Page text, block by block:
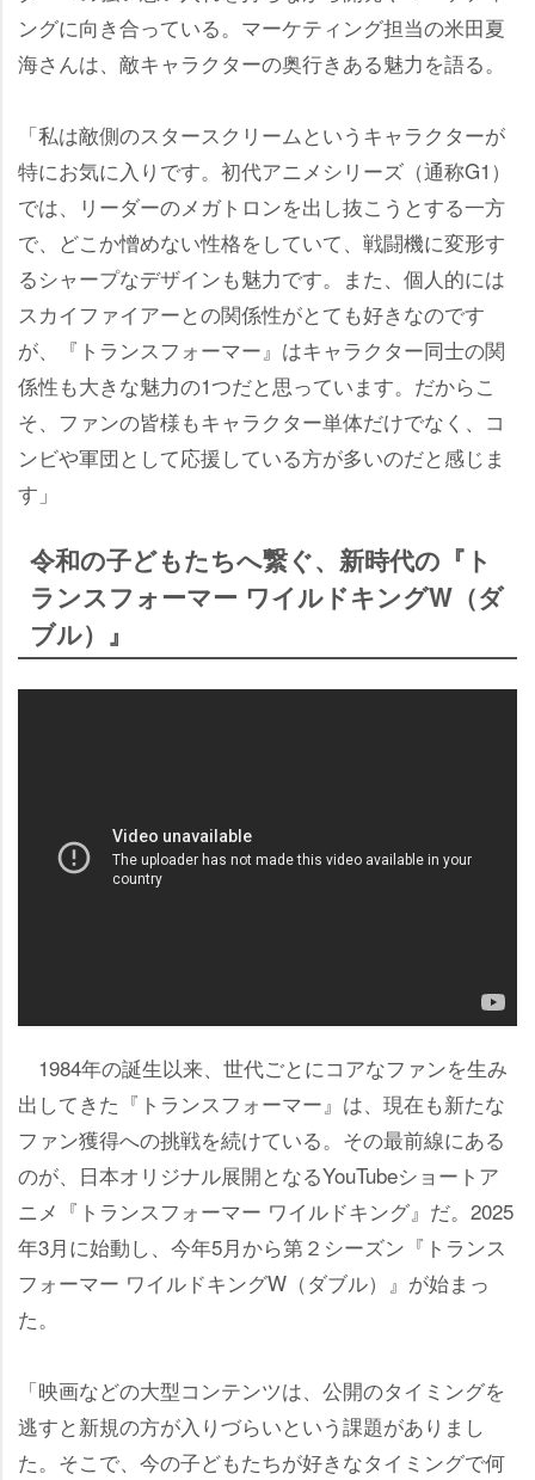
ングに向き合っている。マーケティング担当の米田夏
海さんは、敵キャラクターの奥行きある魅力を語る。
「私は敵側のスタースクリームというキャラクターが
特にお気に入りです。初代アニメシリーズ（通称G1）
では、リーダーのメガトロンを出し抜こうとする一方
で、どこか憎めない性格をしていて、戦闘機に変形す
るシャープなデザインも魅力です。また、個人的には
スカイファイアーとの関係性がとても好きなのです
が、『トランスフォーマー』はキャラクター同士の関
係性も大きな魅力の1つだと思っています。だからこ
そ、ファンの皆様もキャラクター単体だけでなく、コ
ンビや軍団として応援している方が多いのだと感じま
す」
令和の子どもたちへ繋ぐ、新時代の『ト
ランスフォーマー ワイルドキングW（ダ
ブル）』
1984年の誕生以来、世代ごとにコアなファンを生み
出してきた『トランスフォーマー』は、現在も新たな
ファン獲得への挑戦を続けている。その最前線にある
のが、日本オリジナル展開となるYouTubeショートア
ニメ『トランスフォーマー ワイルドキング』だ。2025
年3月に始動し、今年5月から第２シーズン『トランス
フォーマー ワイルドキングW（ダブル）』が始まっ
た。
「映画などの大型コンテンツは、公開のタイミングを
逃すと新規の方が入りづらいという課題がありまし
た。そこで、今の子どもたちが好きなタイミングで何